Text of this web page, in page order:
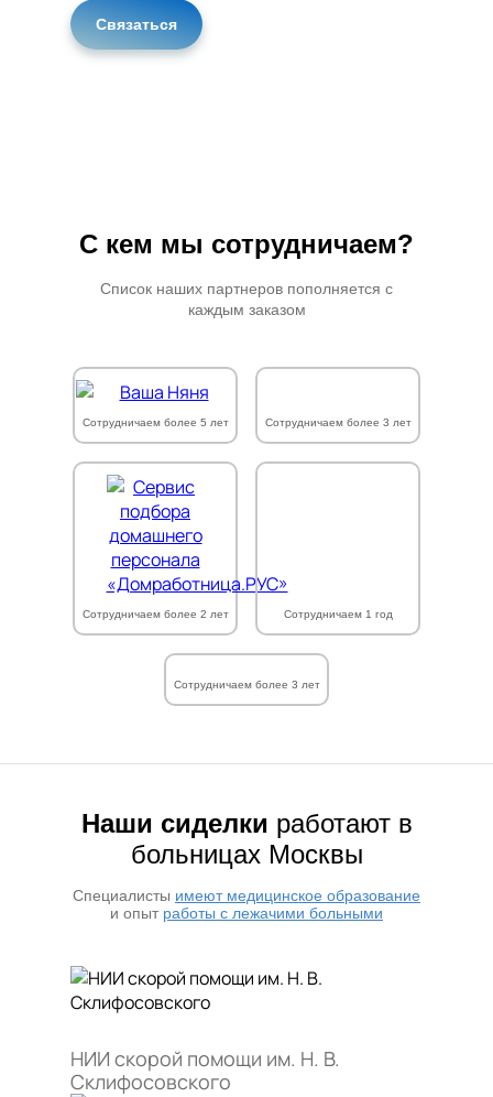
Связаться
С кем мы сотрудничаем?
Список наших партнеров пополняется с
каждым заказом
Сотрудничаем более 5 лет Сотрудничаем более 3 лет
Сотрудничаем более 2 лет Сотрудничаем 1 год
Сотрудничаем более 3 лет
Наши сиделки работают в
больницах Москвы
Специалисты имеют медицинское образование
и опыт работы с лежачими больными
НИИ скорой помощи им. Н. В.
Склифосовского